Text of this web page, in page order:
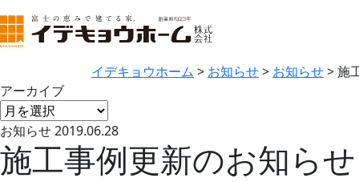
イデキョウホーム > お知らせ> お知らせ>施
アーカイブ
お知らせ2019.06.28
施工事例更新のお知らせ